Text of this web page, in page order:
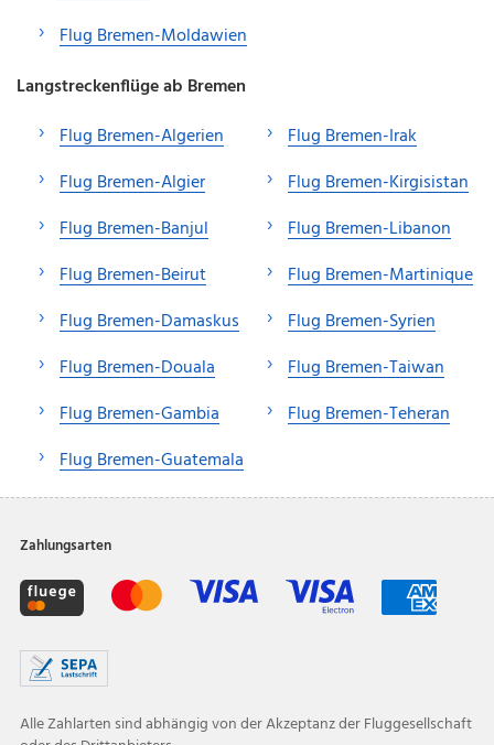
Flug Bremen-Moldawien
Langstreckenflüge ab Bremen
Flug Bremen-Algerien
Flug Bremen-Algier
Flug Bremen-Banjul
Flug Bremen-Beirut
Flug Bremen-Damaskus
Flug Bremen-Douala
Flug Bremen-Gambia
Flug Bremen-Guatemala
Flug Bremen-Irak
Flug Bremen-Kirgisistan
Flug Bremen-Libanon
Flug Bremen-Martinique
Flug Bremen-Syrien
Flug Bremen-Taiwan
Flug Bremen-Teheran